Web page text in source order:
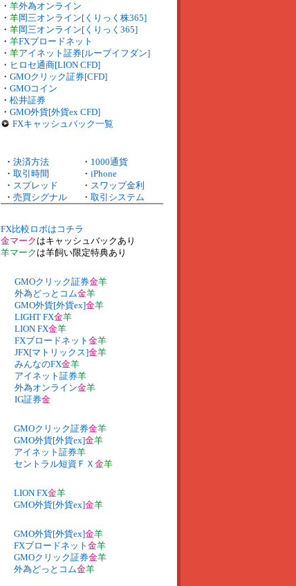
・ 羊外為オンライン
・ 羊岡三オンライン[くりっく株365]
・ 羊岡三オンライン[くりっく365]
・ 羊FXブロードネット
・ 羊アイネット証券[ループイフダン]
・ ヒロセ通商[LION CFD]
・ GMOクリック証券[CFD]
・ GMOコイン
・ 松井証券
・ GMO外貨[外貨ex CFD]
FXキャッシュバック一覧
・ 決済方法 ・ 1000通貨
・ 取引時間 ・ iPhone
・ スプレッド ・ スワップ金利
・ 売買シグナル ・ 取引システム
FX比較ロボはコチラ
金マーク はキャッシュバックあり
羊マーク は羊飼い限定特典あり
GMOクリック証券金羊
外為どっとコム金羊
GMO外貨[外貨ex]金羊
LIGHT FX金羊
LION FX金羊
FXブロードネット 金羊
JFX[マトリックス]金羊
みんなのFX金羊
アイネット証券羊
外為オンライン金羊
IG証券金
GMOクリック証券金羊
GMO外貨[外貨ex]金羊
アイネット証券羊
セントラル短資ＦＸ 金羊
LION FX金羊
GMO外貨[外貨ex]金羊
GMO外貨[外貨ex]金羊
FXブロードネット 金羊
GMOクリック証券金羊
外為どっとコム金羊